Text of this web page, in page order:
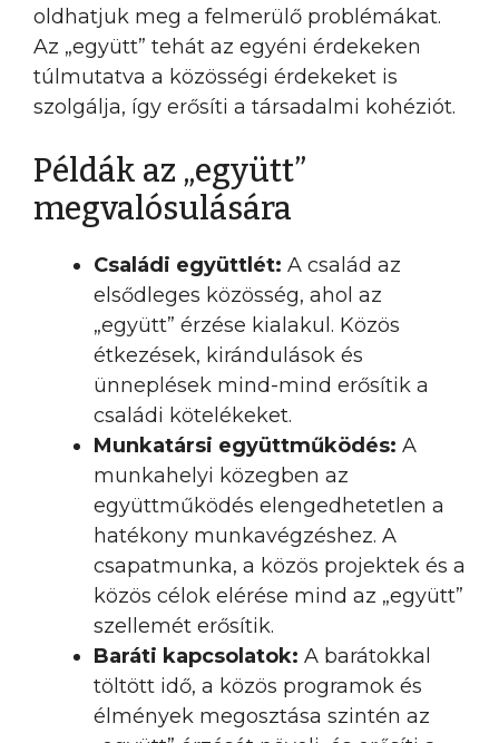
oldhatjuk meg a felmerülő problémákat.
Az „együtt” tehát az egyéni érdekeken
túlmutatva a közösségi érdekeket is
szolgálja, így erősíti a társadalmi kohéziót.
Példák az „együtt”
megvalósulására
Családi együttlét: A család az
elsődleges közösség, ahol az
„együtt” érzése kialakul. Közös
étkezések, kirándulások és
ünneplések mind-mind erősítik a
családi kötelékeket.
Munkatársi együttműködés: A
munkahelyi közegben az
együttműködés elengedhetetlen a
hatékony munkavégzéshez. A
csapatmunka, a közös projektek és a
közös célok elérése mind az „együtt”
szellemét erősítik.
Baráti kapcsolatok: A barátokkal
töltött idő, a közös programok és
élmények megosztása szintén az